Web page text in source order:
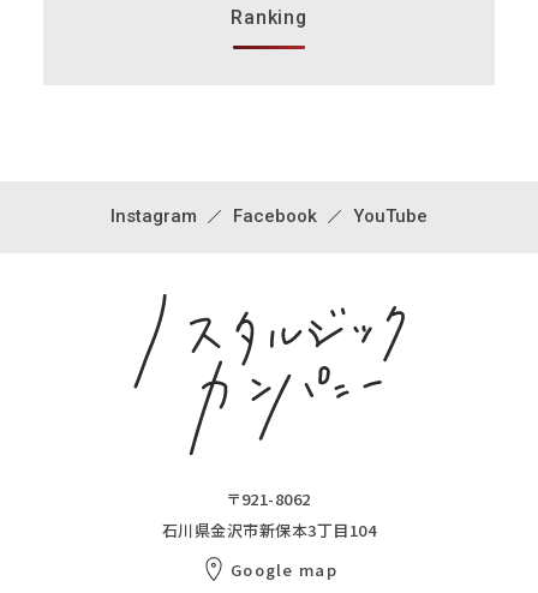
Ranking
Instagram Facebook YouTube
〒921-8062
石川県金沢市新保本3丁目104
Google map